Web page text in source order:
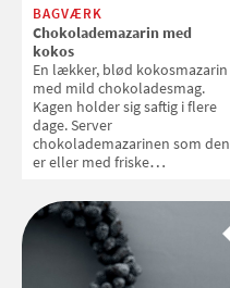
BAGVÆRK
Chokolademazarin med
kokos
En lækker, blød kokosmazarin
med mild chokoladesmag.
Kagen holder sig saftig i flere
dage. Server
chokolademazarinen som den
er eller med friske
eller klassisk vaniljeis til.